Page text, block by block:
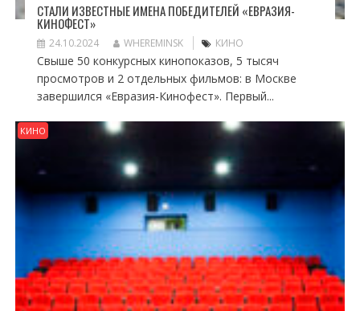
СТАЛИ ИЗВЕСТНЫЕ ИМЕНА ПОБЕДИТЕЛЕЙ «ЕВРАЗИЯ-
КИНОФЕСТ»
24.10.2024 WHEREMINSK КИНО
Свыше 50 конкурсных кинопоказов, 5 тысяч
просмотров и 2 отдельных фильмов: в Москве
завершился «Евразия-Кинофест». Первый...
КИНО